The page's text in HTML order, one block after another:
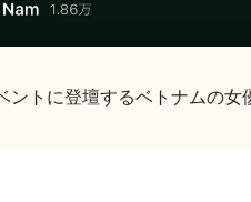
ントに登壇するベトナムの女